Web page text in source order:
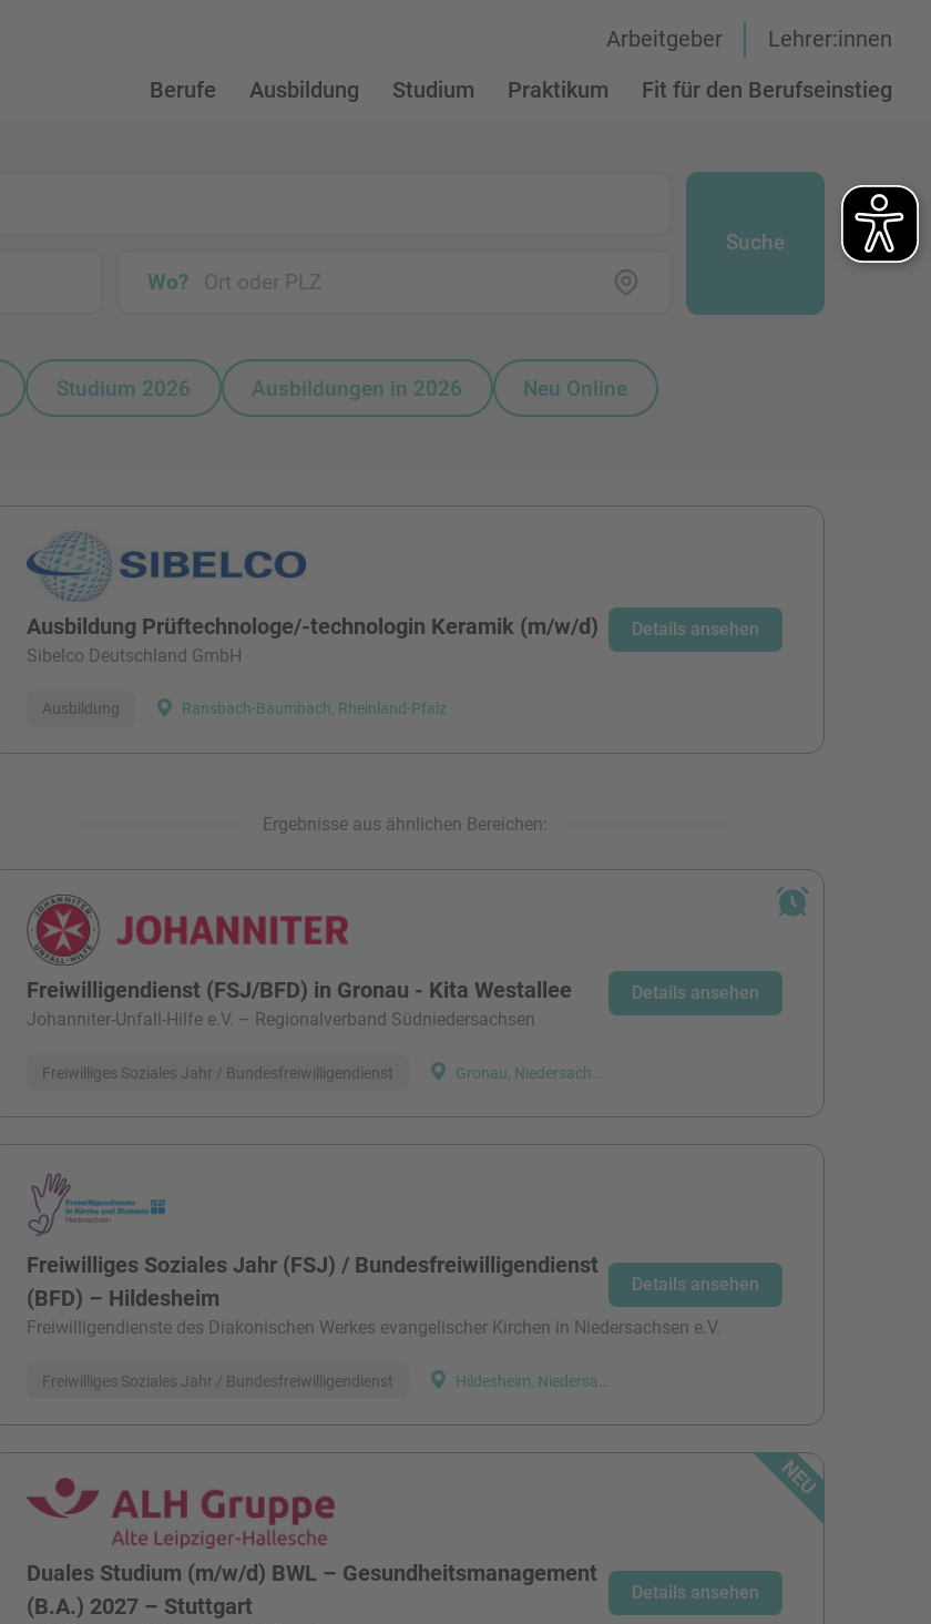
Berufe Ausbildung Studium Praktikum Fit für den Berufseinstieg
Arbeitgeber Lehrer:innen
Wo?
Suche
Studium 2026 Ausbildungen in 2026 Neu Online
Alle Stellen
Ausbildung Prüftechnologe/-technologin Keramik (m/w/d)
Sibelco Deutschland GmbH
Ransbach-Baumbach, Rheinland-Pfalz
Ausbildung
Details ansehen
Ergebnisse aus ähnlichen Bereichen:
Freiwilligendienst (FSJ/BFD) in Gronau - Kita Westallee
Johanniter-Unfall-Hilfe e.V. – Regionalverband Südniedersachsen
Gronau, Niedersachsen
Freiwilliges Soziales Jahr / Bundesfreiwilligendienst
Details ansehen
Freiwilliges Soziales Jahr (FSJ) / Bundesfreiwilligendienst
(BFD) – Hildesheim
Freiwilligendienste des Diakonischen Werkes evangelischer Kirchen in Niedersachsen e.V.
Hildesheim, Niedersachsen
Freiwilliges Soziales Jahr / Bundesfreiwilligendienst
Details ansehen
Duales Studium (m/w/d) BWL – Gesundheitsmanagement
(B.A.) 2027 – Stuttgart
Details ansehen